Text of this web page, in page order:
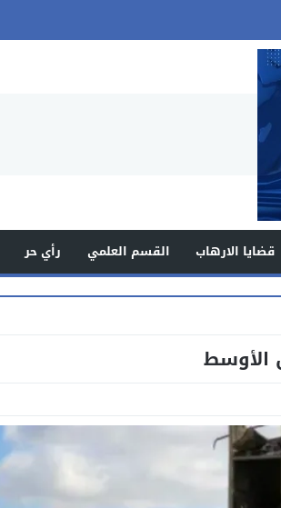
قضايا الارهاب القسم العلمي رأي حر
الأوسط